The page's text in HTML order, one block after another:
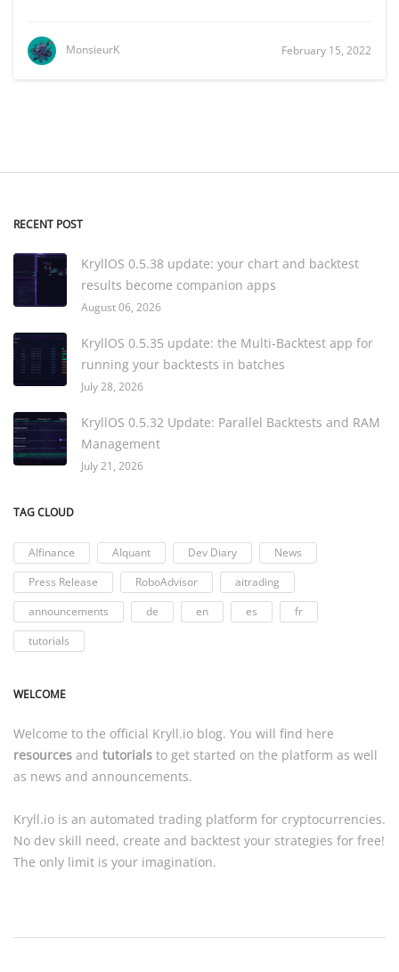
MonsieurK February 15, 2022
RECENT POST
KryllOS 0.5.38 update: your chart and backtest
results become companion apps
August 06, 2026
KryllOS 0.5.35 update: the Multi-Backtest app for
running your backtests in batches
July 28, 2026
KryllOS 0.5.32 Update: Parallel Backtests and RAM
Management
July 21, 2026
TAG CLOUD
AIfinance AIquant Dev Diary
News
Press Release
RoboAdvisor
aitrading
announcements
de en es
fr
tutorials
WELCOME
Welcome to the official Kryll.io blog. You will find here
resources and tutorials to get started on the platform as well
as news and announcements.
Kryll.io is an automated trading platform for cryptocurrencies.
No dev skill need, create and backtest your strategies for free!
The only limit is your imagination.